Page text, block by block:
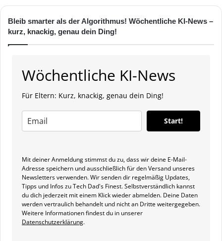
Bleib smarter als der Algorithmus! Wöchentliche KI-News –
kurz, knackig, genau dein Ding!
Wöchentliche KI-News
Für Eltern: Kurz, knackig, genau dein Ding!
Start!
Mit deiner Anmeldung stimmst du zu, dass wir deine E-Mail-
Adresse speichern und ausschließlich für den Versand unseres
Newsletters verwenden. Wir senden dir regelmäßig Updates,
Tipps und Infos zu Tech Dad's Finest. Selbstverständlich kannst
du dich jederzeit mit einem Klick wieder abmelden. Deine Daten
werden vertraulich behandelt und nicht an Dritte weitergegeben.
Weitere Informationen findest du in unserer
Datenschutzerklärung.